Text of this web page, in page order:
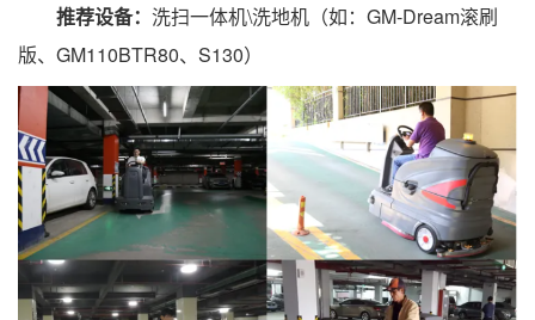
推荐设备： 洗扫一体机\洗地机（如：GM-Dream滚刷
版、GM110BTR80、S130）